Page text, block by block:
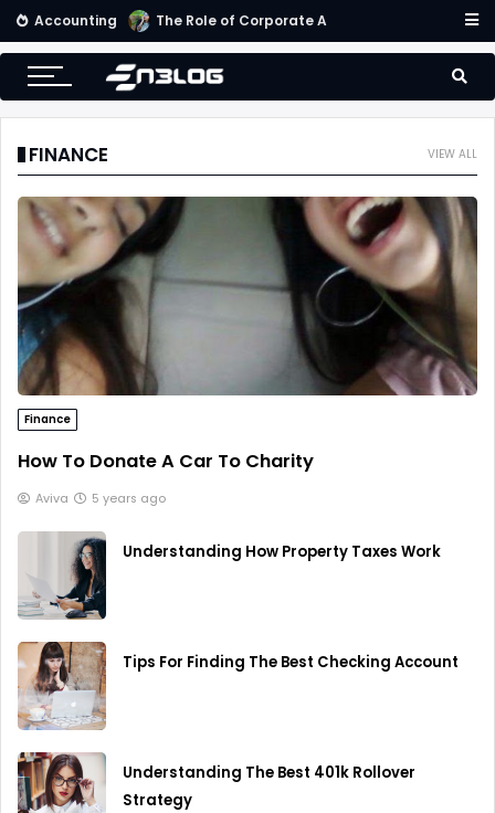
Accounting Small Business Accounting Firms
VIEW ALL
FINANCE
Finance
How To Donate A Car To Charity
Aviva 5 years ago
Understanding How Property Taxes Work
Tips For Finding The Best Checking Account
Understanding The Best 401k Rollover
Strategy